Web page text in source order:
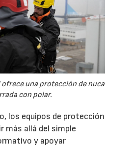
ofrece una protección de nuca
con polar.
los equipos de protección
más allá del simple
y apoyar